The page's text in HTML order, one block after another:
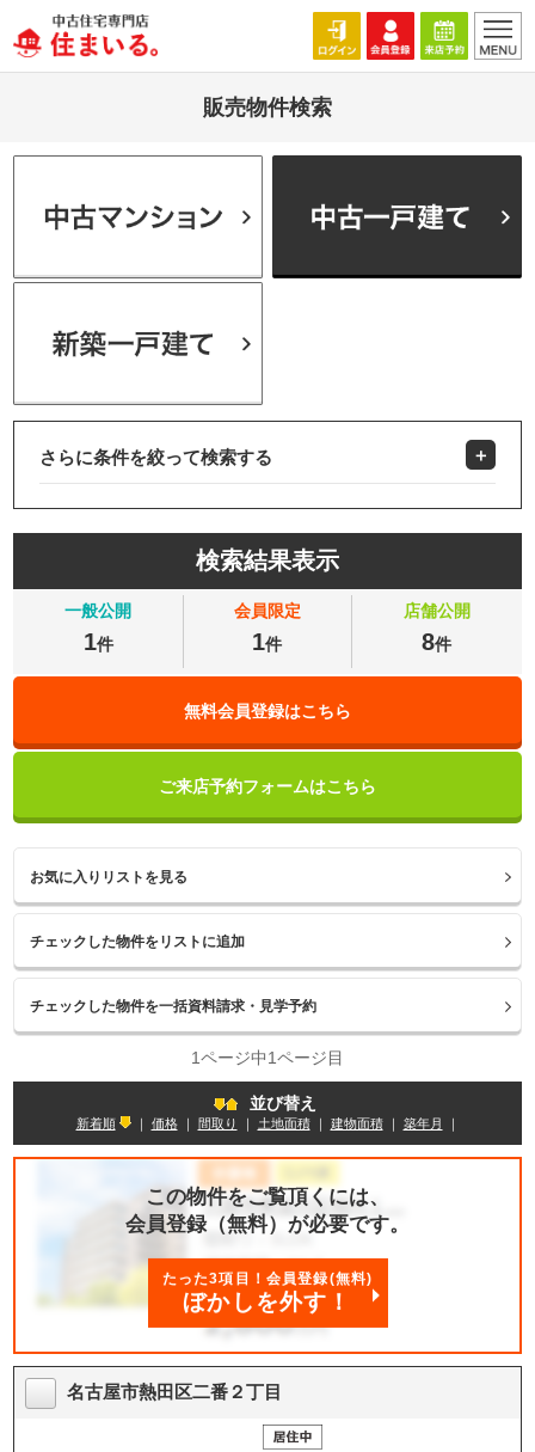
販売物件検索
さらに条件を絞って検索する
検索結果表示
一般公開
1件
会員限定
1件
店舗公開
8件
無料会員登録はこちら
ご来店予約フォームはこちら
お気に入りリストを見る
1ページ中1ページ目
並び替え
新着順 ｜ 価格｜ 間取り 土地面積｜ 建物面積｜ 築年月
この物件をご覧頂くには、
会員登録（無料）が必要です。
たった3項目！会員登録(無料)
ぼかしを外す！
名古屋市熱田区二番２丁目